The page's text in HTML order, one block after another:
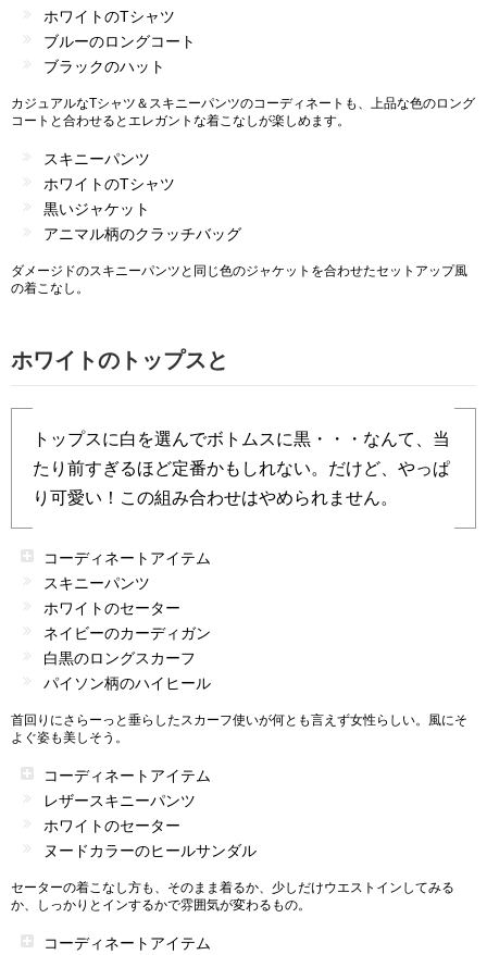
ホワイトのTシャツ
ブルーのロングコート
ブラックのハット
カジュアルなTシャツ＆スキニーパンツのコーディネートも、上品な色のロング
コートと合わせるとエレガントな着こなしが楽しめます。
スキニーパンツ
ホワイトのTシャツ
黒いジャケット
アニマル柄のクラッチバッグ
ダメージドのスキニーパンツと同じ色のジャケットを合わせたセットアップ風
の着こなし。
ホワイトのトップスと
トップスに白を選んでボトムスに黒・・・なんて、当
たり前すぎるほど定番かもしれない。だけど、やっぱ
り可愛い！この組み合わせはやめられません。
コーディネートアイテム
スキニーパンツ
ホワイトのセーター
ネイビーのカーディガン
白黒のロングスカーフ
パイソン柄のハイヒール
首回りにさらーっと垂らしたスカーフ使いが何とも言えず女性らしい。風にそ
よぐ姿も美しそう。
コーディネートアイテム
レザースキニーパンツ
ホワイトのセーター
ヌードカラーのヒールサンダル
セーターの着こなし方も、そのまま着るか、少しだけウエストインしてみる
か、しっかりとインするかで雰囲気が変わるもの。
コーディネートアイテム